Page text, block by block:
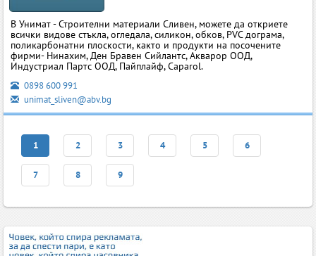
В Унимат - Строителни материали Сливен, можете да откриете
всички видове стъкла, огледала, силикон, обков, PVC дограма,
поликарбонатни плоскости, както и продукти на посочените
фирми- Нинахим, Ден Бравен Сийлантс, Акварор ООД,
Индустриал Партс ООД, Пайплайф, Caparol.
0898 600 991
unimat_sliven@abv.bg
1 2 3 4 5 6
7 8 9